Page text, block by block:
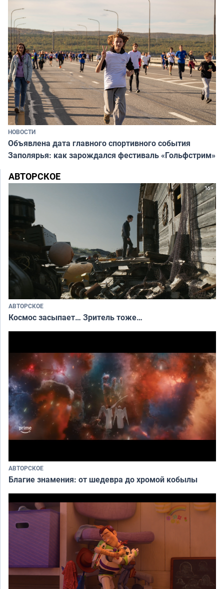
НОВОСТИ
Объявлена дата главного спортивного события
Заполярья: как зарождался фестиваль «Гольфстрим»
АВТОРСКОЕ
АВТОРСКОЕ
Космос засыпает… Зритель тоже…
АВТОРСКОЕ
Благие знамения: от шедевра до хромой кобылы